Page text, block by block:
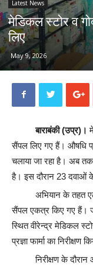
Latest News
मेडिकल स्टोर व
लिए
May 9, 2026
बाराबंकी (उप्र)।
सैंपल लिए गए हैं। औषधि
चलाया जा रहा है। अब तक
है। इस दौरान 23 दवाओं
अभियान के तहत
सैंपल एकत्र किए गए हैं।
स्थित वीरेन्द्र मेडिकल
प्रज्ञा फार्मा का निरीक्षण
निरीक्षण के